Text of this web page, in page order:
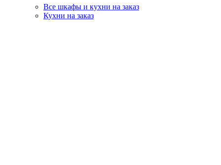
Все шкафы и кухни на заказ
Кухни на заказ